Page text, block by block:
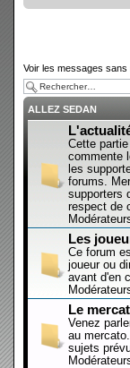
Voir les messages sans
ALLEZ SEDAN
Cette
commente
les
forums.
supporters
respect de
Les
Ce forum
joueur ou
avant d'en
Le
Venez
au
sujets